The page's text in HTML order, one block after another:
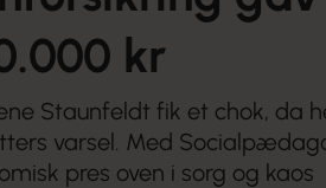
kr
Staunfeldt fik et chok, da
varsel. Med
pres oven i sorg og kaos